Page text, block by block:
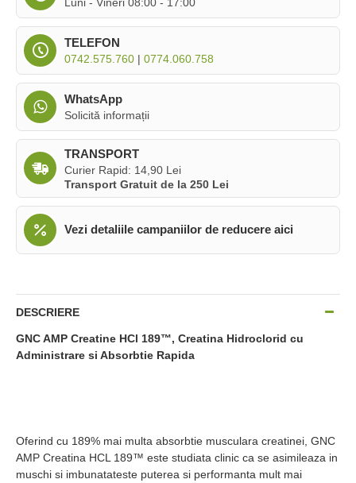
TELEFON
0742.575.760 | 0774.060.758
WhatsApp
Solicită informații
TRANSPORT
Curier Rapid: 14,90 Lei
Transport Gratuit de la 250 Lei
Vezi detaliile campaniilor de reducere aici
DESCRIERE
GNC AMP Creatine HCl 189™, Creatina Hidroclorid cu
Administrare si Absorbtie Rapida
Oferind cu 189% mai multa absorbtie musculara creatinei, GNC
AMP Creatina HCL 189™ este studiata clinic ca se asimileaza in
muschi si imbunatateste puterea si performanta mult mai